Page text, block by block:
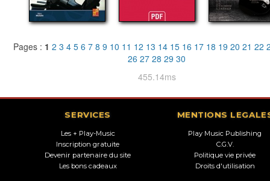
Pages : 1 2 3 4 5 6 7 8 9 10 11 12 13 14 15 16 17 18 19 20 21 22
26 27 28 29 30
455.14ms
SERVICES
Les + Play-Music
Inscription gratuite
Devenir partenaire du site
Les bons cadeaux
MENTIONS
Play Music Publishing
C.G.V.
Politique vie privée
Droits d'utilisation